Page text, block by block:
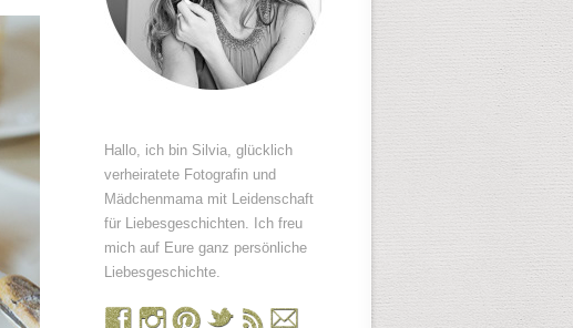
Hallo, ich bin Silvia, glücklich
verheiratete Fotografin und
Mädchenmama mit Leidenschaft
für Liebesgeschichten. Ich freu
mich auf Eure ganz persönliche
Liebesgeschichte.